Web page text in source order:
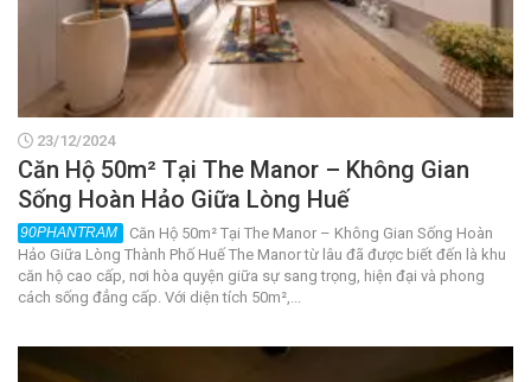
23/12/2024
Căn Hộ 50m² Tại The Manor – Không Gian
Sống Hoàn Hảo Giữa Lòng Huế
Căn Hộ 50m² Tại The Manor – Không Gian Sống Hoàn
Hảo Giữa Lòng Thành Phố Huế The Manor từ lâu đã được biết đến là khu
căn hộ cao cấp, nơi hòa quyện giữa sự sang trọng, hiện đại và phong
cách sống đẳng cấp. Với diện tích 50m²,...